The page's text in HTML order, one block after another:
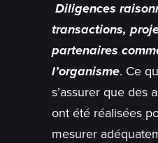
Diligences
transactions,
partenaires
l’organisme. Ce
s’assurer que des
ont été réalisées
mesurer